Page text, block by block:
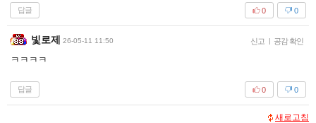
답글 0
0
빛로제 26-05-11 11:50 신고 | 공감 확인
ㅋㅋㅋㅋ
답글 0
0
새로고침